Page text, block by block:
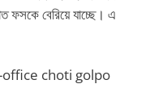
ফসকে বেরিয়ে যাচ্ছে। এ
office choti golpo